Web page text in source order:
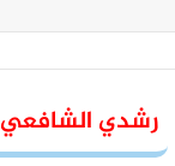
رشدي الشافعي